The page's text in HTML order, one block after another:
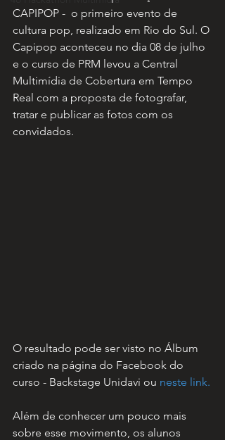
CAPIPOP -  o primeiro evento de
cultura pop, realizado em Rio do Sul. O
Capipop aconteceu no dia 08 de julho
e o curso de PRM levou a Central
Multimídia de Cobertura em Tempo
Real com a proposta de fotografar,
tratar e publicar as fotos com os
convidados.
O resultado pode ser visto no Álbum
criado na página do Facebook do
curso - Backstage Unidavi ou neste link.
Além de conhecer um pouco mais
sobre esse movimento, os alunos